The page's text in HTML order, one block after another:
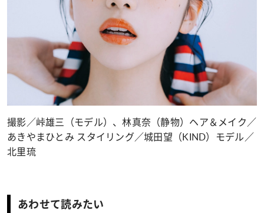
撮影／峠雄三（モデル）、林真奈（静物）ヘア＆メイク／
あきやまひとみ スタイリング／城田望（KIND）モデル／
北里琉
あわせて読みたい